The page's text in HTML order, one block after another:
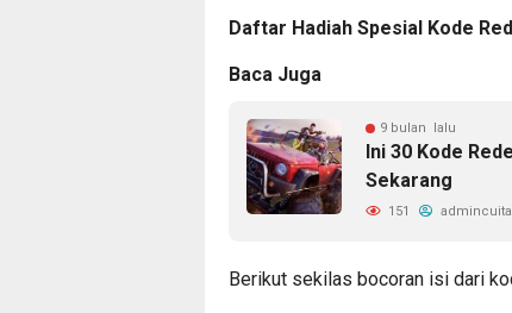
Daftar Hadiah Spesial Kode
Baca Juga
9 bulan lalu
Ini 30 Kode
Sekarang
151
Berikut sekilas bocoran isi dari